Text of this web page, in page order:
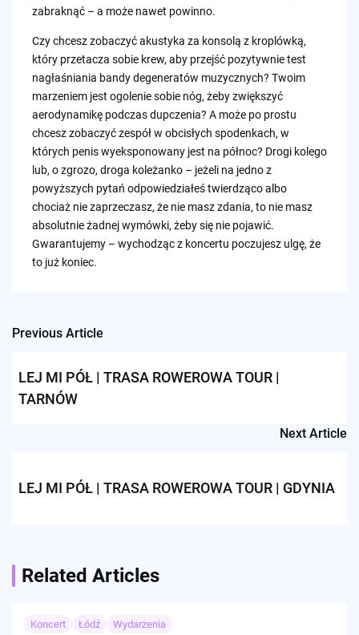
zabraknąć – a może nawet powinno.
Czy chcesz zobaczyć akustyka za konsolą z kroplówką,
który przetacza sobie krew, aby przejść pozytywnie test
nagłaśniania bandy degeneratów muzycznych? Twoim
marzeniem jest ogolenie sobie nóg, żeby zwiększyć
aerodynamikę podczas dupczenia? A może po prostu
chcesz zobaczyć zespół w obcisłych spodenkach, w
których penis wyeksponowany jest na północ? Drogi kolego
lub, o zgrozo, droga koleżanko – jeżeli na jedno z
powyższych pytań odpowiedziałeś twierdząco albo
chociaż nie zaprzeczasz, że nie masz zdania, to nie masz
absolutnie żadnej wymówki, żeby się nie pojawić.
Gwarantujemy – wychodząc z koncertu poczujesz ulgę, że
to już koniec.
Post
navigation
Previous Article
LEJ MI PÓŁ | TRASA ROWEROWA TOUR |
TARNÓW
Next Article
LEJ MI PÓŁ | TRASA ROWEROWA TOUR | GDYNIA
Related Articles
Koncert Łódź Wydarzenia